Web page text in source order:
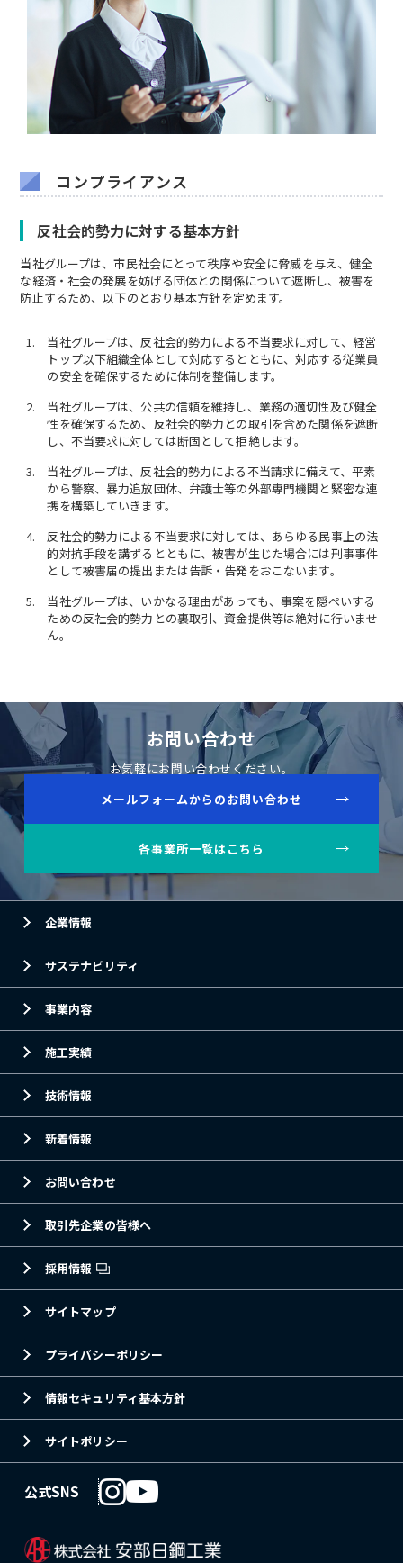
コンプライアンス
反社会的勢力に対する基本方針
当社グループは、市民社会にとって秩序や安全に脅威を与え、健全
な経済・社会の発展を妨げる団体との関係について遮断し、被害を
防止するため、以下のとおり基本方針を定めます。
当社グループは、反社会的勢力による不当要求に対して、経営
トップ以下組織全体として対応するとともに、対応する従業員
の安全を確保するために体制を整備します。
当社グループは、公共の信頼を維持し、業務の適切性及び健全
性を確保するため、反社会的勢力との取引を含めた関係を遮断
し、不当要求に対しては断固として拒絶します。
当社グループは、反社会的勢力による不当請求に備えて、平素
から警察、暴力追放団体、弁護士等の外部専門機関と緊密な連
携を構築していきます。
反社会的勢力による不当要求に対しては、あらゆる民事上の法
的対抗手段を講ずるとともに、被害が生じた場合には刑事事件
として被害届の提出または告訴・告発をおこないます。
当社グループは、いかなる理由があっても、事案を隠ぺいする
ための反社会的勢力との裏取引、資金提供等は絶対に行いませ
ん。
お問い合わせ
お気軽にお問い合わせください。
メールフォームからのお問い合わせ
各事業所一覧はこちら
企業情報
サステナビリティ
事業内容
施工実績
技術情報
新着情報
お問い合わせ
取引先企業の皆様へ
採用情報
サイトマップ
プライバシーポリシー
情報セキュリティ基本方針
サイトポリシー
公式SNS